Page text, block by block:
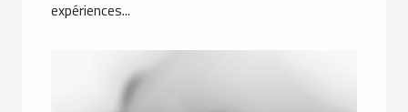
expériences...